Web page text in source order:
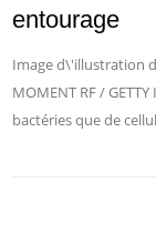
entourage
Image d\'illustration
MOMENT RF /
bactéries que de